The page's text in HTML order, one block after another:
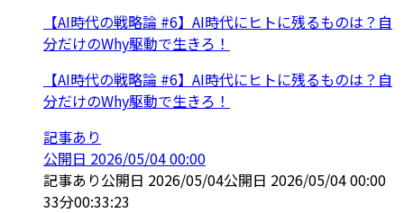
【AI時代の戦略論 #6】AI時代にヒトに残るものは？自
分だけのWhy駆動で生きろ！
【AI時代の戦略論 #6】AI時代にヒトに残るものは？自
分だけのWhy駆動で生きろ！
記事あり
公開日 2026/05/04 00:00
記事あり公開日 2026/05/04公開日 2026/05/04 00:00
33分00:33:23